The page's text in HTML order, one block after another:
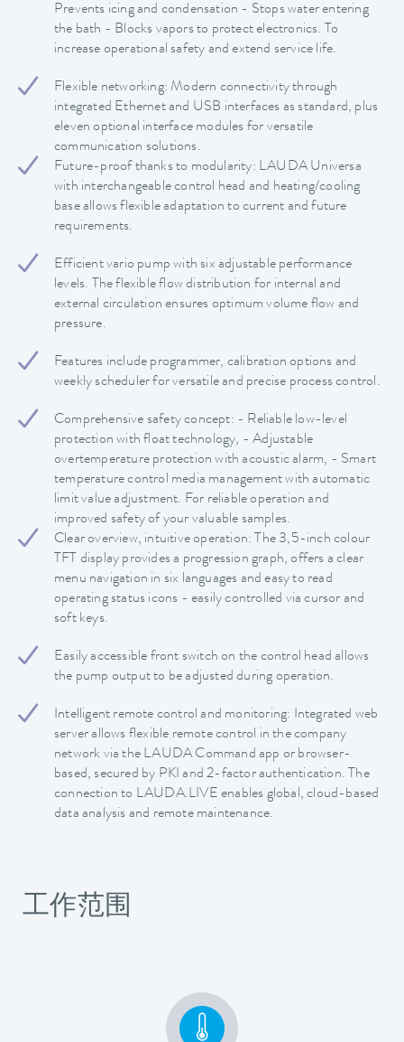
Prevents icing and condensation - Stops water entering
the bath - Blocks vapors to protect electronics. To
increase operational safety and extend service life.
Flexible networking: Modern connectivity through
integrated Ethernet and USB interfaces as standard, plus
eleven optional interface modules for versatile
communication solutions.
Future-proof thanks to modularity: LAUDA Universa
with interchangeable control head and heating/cooling
base allows flexible adaptation to current and future
requirements.
Efficient vario pump with six adjustable performance
levels. The flexible flow distribution for internal and
external circulation ensures optimum volume flow and
pressure.
Features include programmer, calibration options and
weekly scheduler for versatile and precise process control.
Comprehensive safety concept: - Reliable low-level
protection with float technology, - Adjustable
overtemperature protection with acoustic alarm, - Smart
temperature control media management with automatic
limit value adjustment. For reliable operation and
improved safety of your valuable samples.
Clear overview, intuitive operation: The 3,5-inch colour
TFT display provides a progression graph, offers a clear
menu navigation in six languages and easy to read
operating status icons - easily controlled via cursor and
soft keys.
Easily accessible front switch on the control head allows
the pump output to be adjusted during operation.
Intelligent remote control and monitoring: Integrated web
server allows flexible remote control in the company
network via the LAUDA Command app or browser-
based, secured by PKI and 2-factor authentication. The
connection to LAUDA.LIVE enables global, cloud-based
data analysis and remote maintenance.
工作范围